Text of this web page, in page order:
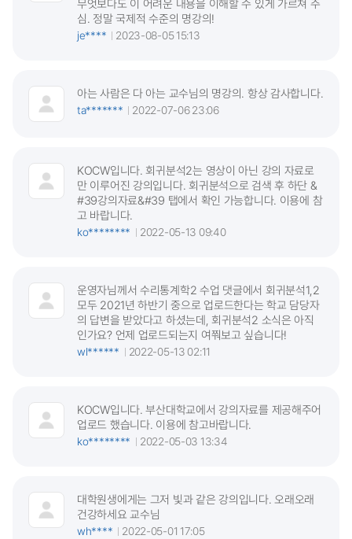
무엇보다도 이 어려운 내용을 이해할 수 있게 가르쳐 주
심. 정말 국제적 수준의 명강의!
je****
2023-08-05 15:13
아는 사람은 다 아는 교수님의 명강의. 항상 감사합니다.
ta*******
2022-07-06 23:06
KOCW입니다. 회귀분석2는 영상이 아닌 강의 자료로
만 이루어진 강의입니다. 회귀분석으로 검색 후 하단 &
#39강의자료&#39 탭에서 확인 가능합니다. 이용에 참
고 바랍니다.
ko********
2022-05-13 09:40
운영자님께서 수리통계학2 수업 댓글에서 회귀분석1,2
모두 2021년 하반기 중으로 업로드한다는 학교 담당자
의 답변을 받았다고 하셨는데, 회귀분석2 소식은 아직
인가요? 언제 업로드되는지 여쭤보고 싶습니다!
wl******
2022-05-13 02:11
KOCW입니다. 부산대학교에서 강의자료를 제공해주어
업로드 했습니다. 이용에 참고바랍니다.
ko********
2022-05-03 13:34
대학원생에게는 그저 빛과 같은 강의입니다. 오래오래
건강하세요 교수님
wh****
2022-05-01 17:05